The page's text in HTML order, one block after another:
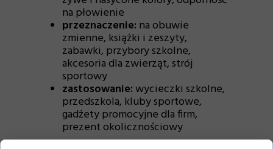
na płowienie
przeznaczenie: na obuwie
zmienne, książki i zeszyty,
zabawki, przybory szkolne,
akcesoria dla zwierząt, strój
sportowy
zastosowanie:wycieczki szkolne,
przedszkola, kluby sportowe,
gadżety promocyjne dla firm,
prezent okolicznościowy